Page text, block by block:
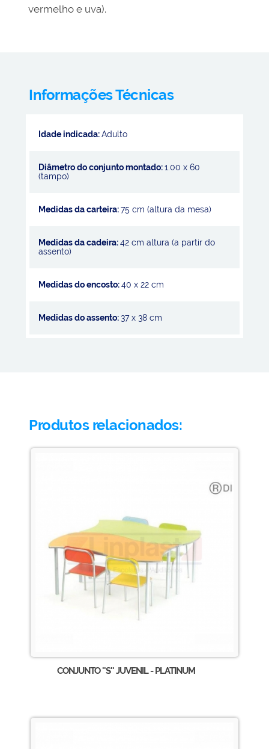
vermelho e uva).
Informações Técnicas
Idade indicada:Adulto
Diâmetro do conjunto montado:1.00 x 60
(tampo)
Medidas da carteira:75 cm (altura da mesa)
Medidas da cadeira:42 cm altura (a partir do
assento)
Medidas do encosto:40 x 22 cm
Medidas do assento:37 x 38 cm
Produtos relacionados:
CONJUNTO ''S'' JUVENIL - PLATINUM